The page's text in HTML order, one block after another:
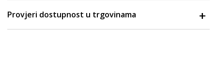
Provjeri dostupnost u trgovinama